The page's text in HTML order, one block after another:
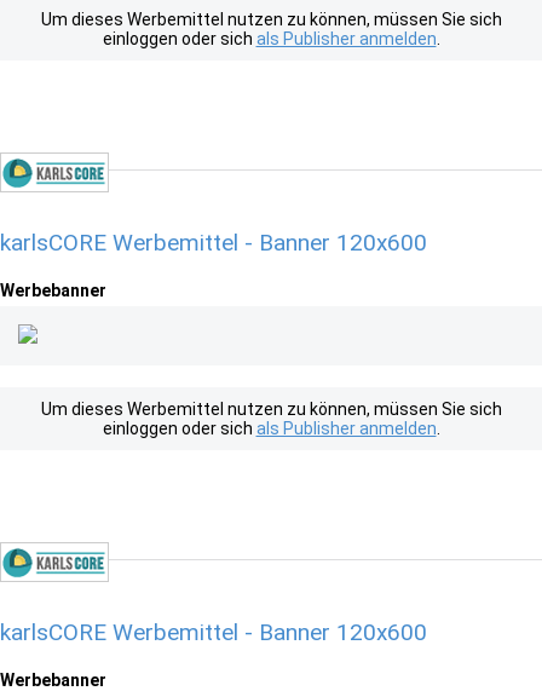
Um dieses Werbemittel nutzen zu können, müssen Sie sich
einloggen oder sich als Publisher anmelden
karlsCORE Werbemittel - Banner 120x600
Werbebanner
Um dieses Werbemittel nutzen zu können, müssen Sie sich
einloggen oder sich als Publisher anmelden
karlsCORE Werbemittel - Banner 120x600
Werbebanner